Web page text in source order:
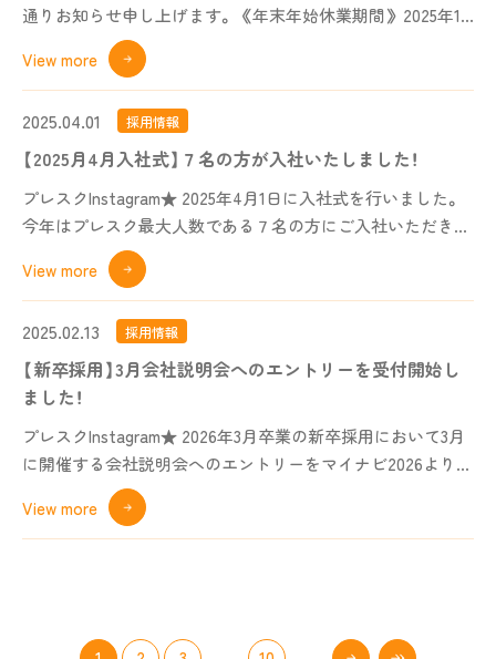
通りお知らせ申し上げます。 《年末年始休業期間》 2025年12
View more
2025.04.01 採用情報
【2025月4月入社式】７名の方が入社いたしました！
プレスクInstagram★ 2025年4月1日に入社式を行いました。
今年はプレスク最大人数である７名の方にご入社いただきま
View more
2025.02.13 採用情報
【新卒採用】3月会社説明会へのエントリーを受付開始し
ました！
プレスクInstagram★ 2026年3月卒業の新卒採用において3月
に開催する会社説明会へのエントリーをマイナビ2026より受
View more
キス